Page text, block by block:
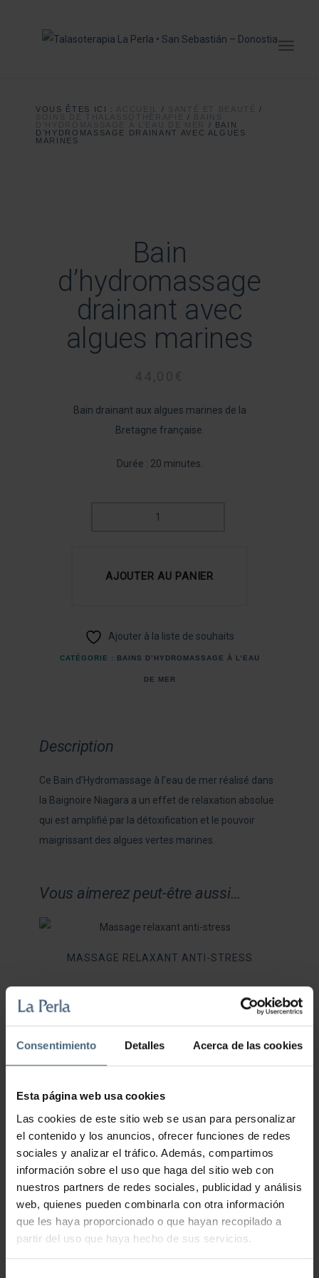
Consentimiento Detalles Acerca de las cookies
Esta página web usa cookies
Las cookies de este sitio web se usan para personalizar
el contenido y los anuncios, ofrecer funciones de redes
sociales y analizar el tráfico. Además, compartimos
información sobre el uso que haga del sitio web con
nuestros partners de redes sociales, publicidad y análisis
web, quienes pueden combinarla con otra información
que les haya proporcionado o que hayan recopilado a
partir del uso que haya hecho de sus servicios.
VOUS ÊTES ICI : /
/
SOINS DE THALASSOTHÉRAPIE
/
D’HYDROMASSAGE À L’EAU DE MER
/ BAIN
D’HYDROMASSAGE DRAINANT AVEC ALGUES
MARINES
Bain
d’hydromassage
drainant avec
algues marines
44,00 €
Bain drainant aux algues marines de la
Bretagne française.
Durée : 20 minutes.
DRAINANT
MARINES
AJOUTER AU PANIER
Ajouter à la liste de souhaits
CATÉGORIE : BAINS D’HYDROMASSAGE À L’EAU
DE MER
Description
Ce Bain d’Hydromassage à l’eau de mer réalisé dans
la Baignoire Niagara a un effet de relaxation absolue
qui est amplifié par la détoxification et le pouvoir
maigrissant des algues vertes marines.
Vous aimerez peut-être aussi…
MASSAGE RELAXANT ANTI-STRESS
variations.
Les
options
peuvent
choisies
sur
la
ENVELOPPEMENT SPÉCIAL MARIN : BOUES +
ALGUES (DÉCONTRACTURANT-DRAINANT)
48,00€